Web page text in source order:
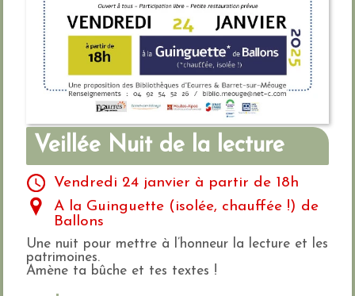
Veillée Nuit de la lecture
Vendredi 24 janvier à partir de 18h
A la Guinguette (isolée, chauffée !) de
Ballons
Une nuit pour mettre à l’honneur la lecture et les
patrimoines.
Amène ta bûche et tes textes !